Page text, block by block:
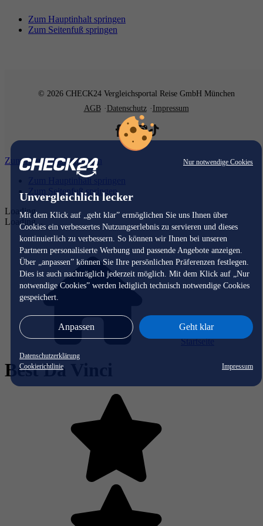
Nur notwendige Cookies
Unvergleichlich lecker
Mit dem Klick auf „geht klar” ermöglichen Sie uns Ihnen über
Cookies ein verbessertes Nutzungserlebnis zu servieren und dieses
kontinuierlich zu verbessern. So können wir Ihnen bei unseren
Partnern personalisierte Werbung und passende Angebote anzeigen.
Über „anpassen” können Sie Ihre persönlichen Präferenzen festlegen.
Dies ist auch nachträglich jederzeit möglich. Mit dem Klick auf „Nur
notwendige Cookies” werden lediglich technisch notwendige Cookies
gespeichert.
Anpassen Geht klar
Datenschutzerklärung
Cookierichtlinie
Impressum
Zum Hauptinhalt springen
Zum Seitenfuß springen
© 2026 CHECK24 Vergleichsportal Reise GmbH München
AGB
Datenschutz Impressum
Zum Hauptinhalt springen
Zum Hauptinhalt springen
Zum Seitenfuß springen
Loading...
Loading...
Startseite
Best Da Vinci